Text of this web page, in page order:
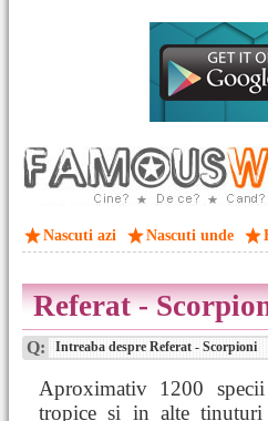
Nascuti azi Nascuti unde
Referat -
Q: Intreaba despre Referat - Scorpioni
Aproximativ 1200
tropice si in alte tinuturi